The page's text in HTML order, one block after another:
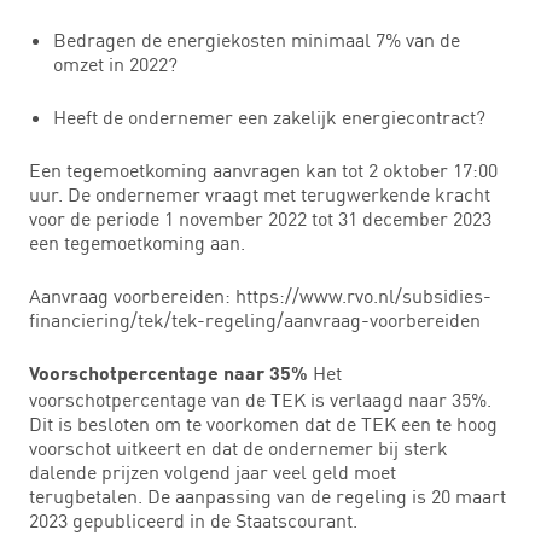
Bedragen de energiekosten minimaal 7% van de
omzet in 2022?
Heeft de ondernemer een zakelijk energiecontract?
Een tegemoetkoming aanvragen kan tot 2 oktober 17:00
uur. De ondernemer vraagt met terugwerkende kracht
voor de periode 1 november 2022 tot 31 december 2023
een tegemoetkoming aan.
Aanvraag voorbereiden: https://www.rvo.nl/subsidies-
financiering/tek/tek-regeling/aanvraag-voorbereiden
Voorschotpercentage naar 35% Het
voorschotpercentage van de TEK is verlaagd naar 35%.
Dit is besloten om te voorkomen dat de TEK een te hoog
voorschot uitkeert en dat de ondernemer bij sterk
dalende prijzen volgend jaar veel geld moet
terugbetalen. De aanpassing van de regeling is 20 maart
2023 gepubliceerd in de Staatscourant.